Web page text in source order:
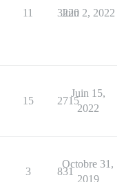
11 3220
Juin 2, 2022
15 2715
Juin 15,
2022
3 831
Octobre 31,
2019